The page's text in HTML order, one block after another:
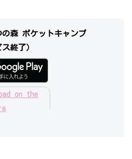
の森 ポケットキャンプ
ス終了）